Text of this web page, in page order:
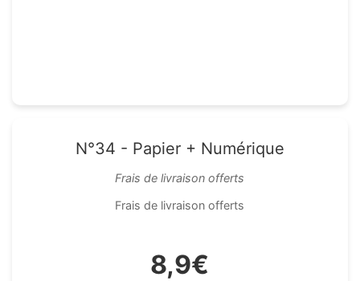
N°34 - Papier + Numérique
Frais de livraison offerts
Frais de livraison offerts
8,9€